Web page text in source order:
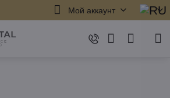
Мой аккаунт